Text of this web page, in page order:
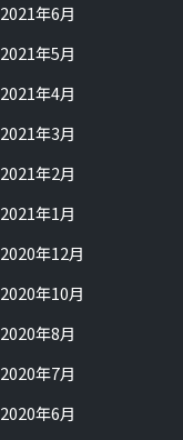
2021年6月
2021年5月
2021年4月
2021年3月
2021年2月
2021年1月
2020年12月
2020年10月
2020年8月
2020年7月
2020年6月